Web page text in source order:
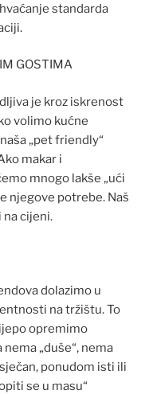
standarda
GOSTIMA
je kroz iskrenost
volimo kućne
„pet friendly“
makar i
mnogo lakše „ući
njegove potrebe. Naš
cijeni.
dolazimo u
na tržištu. To
opremimo
„duše“, nema
ponudom isti ili
se u masu“